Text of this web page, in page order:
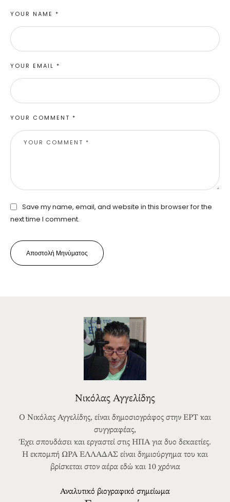
YOUR COMMENT *
YOUR NAME *
YOUR EMAIL *
Save my name, email, and website in this browser for the
next time I comment.
Αποστολή Μηνύματος
Νικόλας Αγγελίδης
Ο Νικόλας Αγγελίδης, είναι δημοσιογράφος στην ΕΡΤ και
συγγραφέας,
Έχει σπουδάσει και εργαστεί στις ΗΠΑ για δυο δεκαετίες.
Η εκπομπή ΩΡΑ ΕΛΛΑΔΑΣ είναι δημιούργημα του και
βρίσκεται στον αέρα εδώ και 10 χρόνια
Αναλυτικό βιογραφικό σημείωμα